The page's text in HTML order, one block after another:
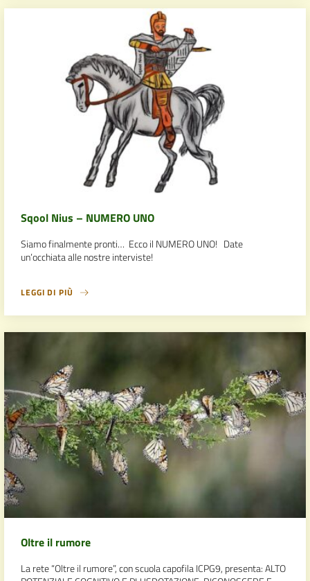
Sqool Nius – NUMERO UNO
Siamo finalmente pronti… Ecco il NUMERO UNO! Date
un’occhiata alle nostre interviste!
LEGGI DI PIÙ
Oltre il rumore
La rete “Oltre il rumore”, con scuola capofila ICPG9, presenta: ALTO